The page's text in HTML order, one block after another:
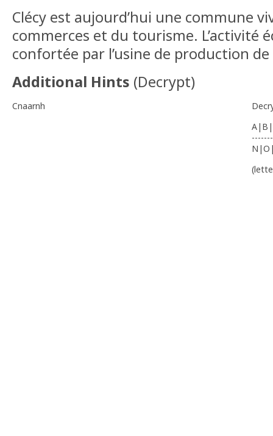
Clécy est aujourd’hui une commune
commerces et du tourisme. L’activité
confortée par l’usine de production
Additional Hints (Decrypt)
Cnaarnh